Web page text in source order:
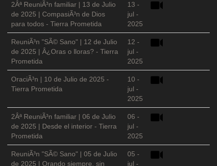
2Âª ReuniÃ³n familiar | 13 de Julio
de 2025 | CompasiÃ³n de Dios
para todos - Tierra Prometida
13 -
jul -
2025
ReuniÃ³n "SÃ© Sano" | 12 de Julio
de 2025 | Â¿Oras o lloras? - Tierra
Prometida
12 -
jul -
2025
OraciÃ³n | 10 de Julio de 2025 -
Tierra Prometida
10 -
jul -
2025
2Âª ReuniÃ³n familiar | 06 de Julio
de 2025 | Desde el interior - Tierra
Prometida
06 -
jul -
2025
ReuniÃ³n "SÃ© Sano" | 05 de Julio
de 2025 | Orando siempre, sin
05 -
jul -